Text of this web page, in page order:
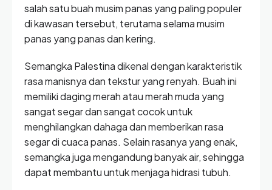
salah satu buah musim panas yang paling populer
di kawasan tersebut, terutama selama musim
panas yang panas dan kering.
Semangka Palestina dikenal dengan karakteristik
rasa manisnya dan tekstur yang renyah. Buah ini
memiliki daging merah atau merah muda yang
sangat segar dan sangat cocok untuk
menghilangkan dahaga dan memberikan rasa
segar di cuaca panas. Selain rasanya yang enak,
semangka juga mengandung banyak air, sehingga
dapat membantu untuk menjaga hidrasi tubuh.